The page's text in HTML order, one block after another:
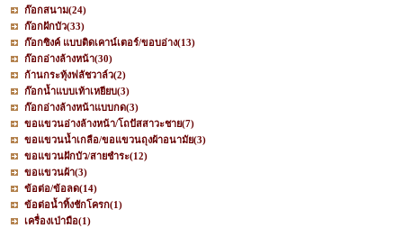
ก๊อกสนาม(24)
ก๊อกฝักบัว(33)
ก๊อกซิงค์ แบบติดเคาน์เตอร์/ขอบอ่าง(13)
ก๊อกอ่างล้างหน้า(30)
ก้านกระทุ้งฟลัชวาล์ว(2)
ก๊อกน้ำแบบเท้าเหยียบ(3)
ก๊อกอ่างล้างหน้าแบบกด(3)
ขอแขวนอ่างล้างหน้า/โถปัสสาวะชาย(7)
ขอแขวนน้ำเกลือ/ขอแขวนถุงผ้าอนามัย(3)
ขอแขวนฝักบัว/สายชำระ(12)
ขอแขวนผ้า(3)
ข้อต่อ/ข้อลด(14)
ข้อต่อน้ำทิ้งชักโครก(1)
เครื่องเป่ามือ(1)